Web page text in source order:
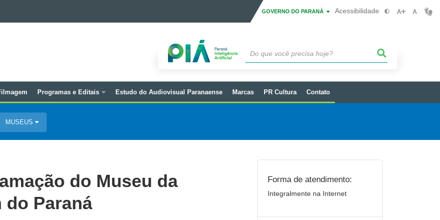
GOVERNO DO PARANÁ Acessibilidade
Programas e Editais Estudo do Audiovisual Paranaense Marcas PR Cultura Contato
MUSEUS
do Museu da
do Paraná
Forma de atendimento:
Integralmente na Internet